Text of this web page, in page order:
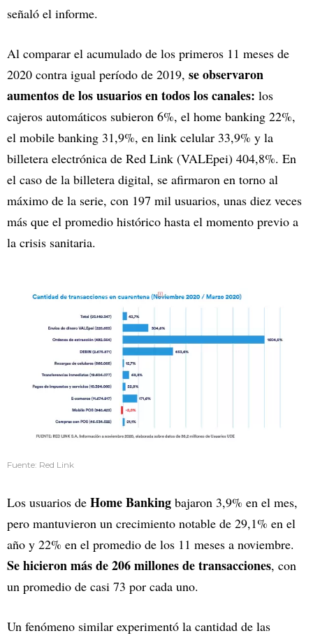
señaló el informe.
Al comparar el acumulado de los primeros 11 meses de
2020 contra igual período de 2019, se observaron
aumentos de los usuarios en todos los canales: los
cajeros automáticos subieron 6%, el home banking 22%,
el mobile banking 31,9%, en link celular 33,9% y la
billetera electrónica de Red Link (VALEpei) 404,8%. En
el caso de la billetera digital, se afirmaron en torno al
máximo de la serie, con 197 mil usuarios, unas diez veces
más que el promedio histórico hasta el momento previo a
la crisis sanitaria.
Fuente: Red Link
Los usuarios de Home Banking bajaron 3,9% en el mes,
pero mantuvieron un crecimiento notable de 29,1% en el
año y 22% en el promedio de los 11 meses a noviembre.
Se hicieron más de 206 millones de transacciones, con
un promedio de casi 73 por cada uno.
Un fenómeno similar experimentó la cantidad de las